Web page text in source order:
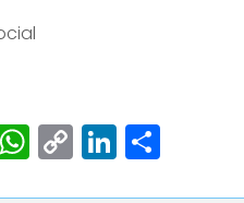
WhatsApp
Copy
Link